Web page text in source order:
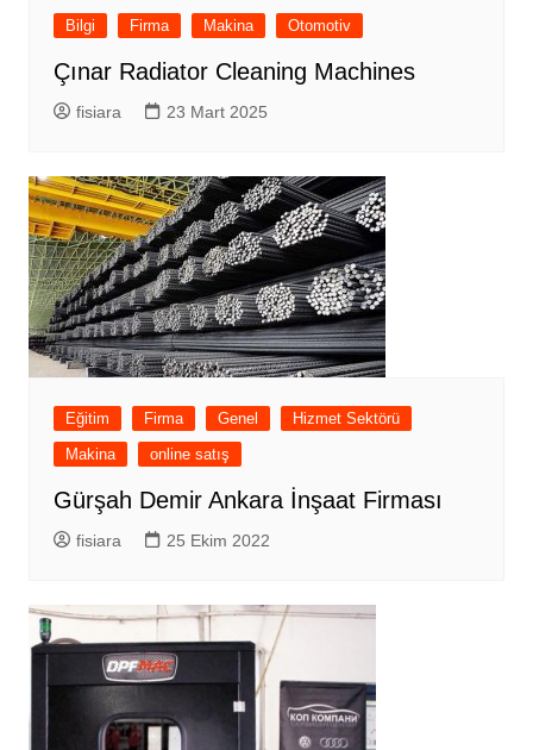
Bilgi Firma Makina Otomotiv
Çınar Radiator Cleaning Machines
fisiara 23 Mart 2025
Eğitim Firma Genel
Hizmet Sektörü
Makina
online satış
Gürşah Demir Ankara İnşaat Firması
fisiara 25 Ekim 2022